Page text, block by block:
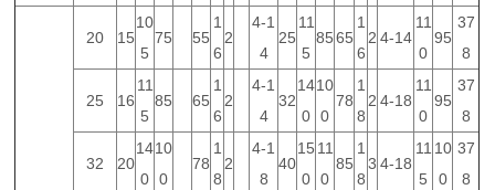
20 15
10
5
75 55
1
6
2
4-1
4
25
11
5
8565
1
6
2 4-14
11
0
95
37
8
25 16
11
5
85 65
1
6
2
4-1
4
32
14
0
10
0
78
1
8
2 4-18
11
0
95
37
8
32 20
14
0
10
0
78
1
8
2
4-1
8
40
15
0
11
0
85
1
8
3 4-18
11
5
10
0
37
8